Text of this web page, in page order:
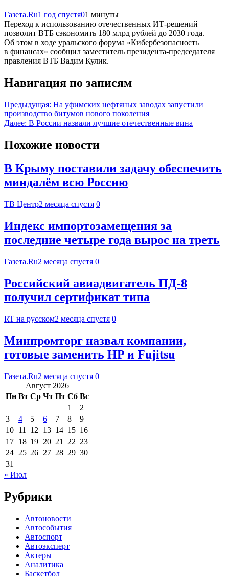
Газета.Ru1 год спустя01 минуты
Переход к использованию отечественных ИТ-решений
позволит ВТБ сэкономить 180 млрд рублей до 2030 года.
Об этом в ходе уральского форума «Кибербезопасность
в финансах» сообщил заместитель президента-председателя
правления ВТБ Вадим Кулик.
Навигация по записям
Предыдущая: На уфимских нефтяных заводах запустили
производство битумов нового поколения
Далее: В России назвали лучшие отечественные вина
Похожие новости
В Крыму поставили задачу обеспечить
миндалём всю Россию
ТВ Центр2 месяца спустя 0
Индекс импортозамещения за
последние четыре года вырос на треть
Газета.Ru2 месяца спустя 0
Российский авиадвигатель ПД-8
получил сертификат типа
RT на русском2 месяца спустя 0
Минпромторг назвал компании,
готовые заменить HP и Fujitsu
Газета.Ru2 месяца спустя 0
Август 2026
Пн Вт Ср Чт Пт Сб Вс
1
2
3
4 5 6 7 8
9
10 11 12 13 14 15 16
17 18 19 20 21 22 23
24 25 26 27 28 29 30
31
« Июл
Рубрики
Автоновости
Автособытия
Автоспорт
Автоэксперт
Актеры
Аналитика
Баскетбол